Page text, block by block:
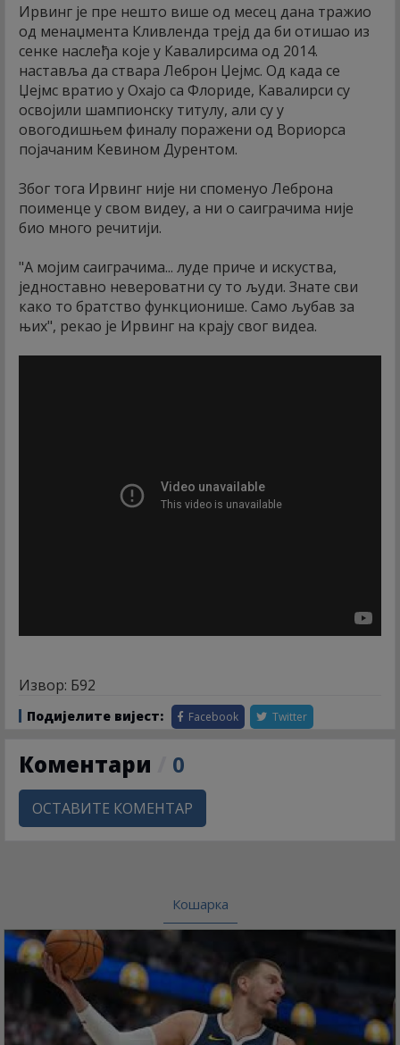
Ирвинг је пре нешто више од месец дана тражио
од менаџмента Кливленда трејд да би отишао из
сенке наслеђа које у Кавалирсима од 2014.
наставља да ствара Леброн Џејмс. Од када се
Џејмс вратио у Охајо са Флориде, Кавалирси су
освојили шампионску титулу, али су у
овогодишњем финалу поражени од Вориорса
појачаним Кевином Дурентом.
Због тога Ирвинг није ни споменуо Леброна
поименце у свом видеу, а ни о саиграчима није
био много речитији.
"А мојим саиграчима... луде приче и искуства,
једноставно невероватни су то људи. Знате сви
како то братство функционише. Само љубав за
њих", рекао је Ирвинг на крају свог видеа.
Извор: Б92
Подијелите вијест: Facebook Twitter
Коментари 0
ОСТАВИТЕ КОМЕНТАР
Кошарка